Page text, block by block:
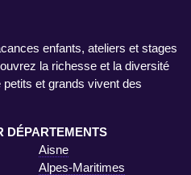
enfants, ateliers et stages
la richesse et la diversité
et grands vivent des
DÉPARTEMENTS
Aisne
Alpes-Maritimes